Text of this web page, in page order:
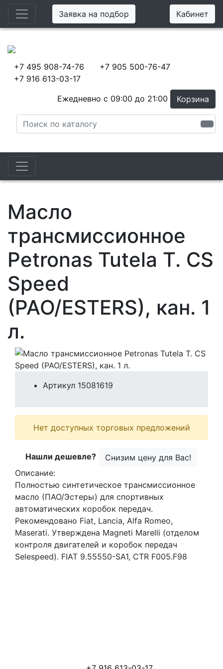
Заявка на подбор Кабинет
+7 495 908-74-76
+7 905 500-76-47
+7 916 613-03-17
Ежедневно с 09:00 до 21:00
Корзина
Масло
трансмиссионное
Petronas Tutela T. CS
Speed
(PAO/ESTERS), кан. 1
л.
Артикул 15081619
Нет доступных торговых предложений
Нашли дешевле?
Снизим цену для Вас!
Описание:
Полностью синтетическое трансмиссионное
масло (ПАО/Эстеры) для спортивных
автоматических коробок передач.
Рекомендовано Fiat, Lancia, Alfa Romeo,
Maserati. Утверждена Magneti Marelli (отделом
контроля двигателей и коробок передач
Selespeed). FIAT 9.55550-SA1, CTR F005.F98